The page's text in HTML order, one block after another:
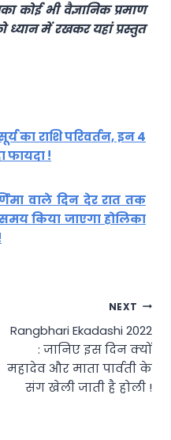
कोई भी वैज्ञानिक प्रमाण
ध्यान में रखकर यहां प्रस्तुत
का राशि परिवर्तन, इन 4
फायदा !
वाले दिन देर रात तक
किया जाएगा होलिका
NEXT
Rangbhari Ekadashi 2022
: जानिए इस दिन क्यों
महादेव और माता पार्वती के
संग खेली जाती है होली !